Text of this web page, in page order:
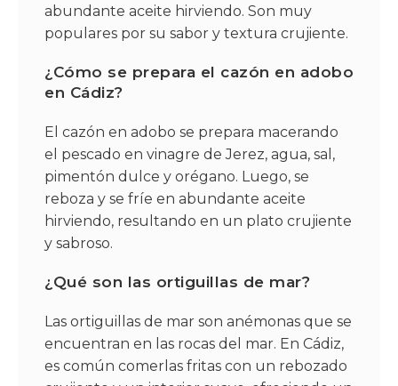
abundante aceite hirviendo. Son muy
populares por su sabor y textura crujiente.
¿Cómo se prepara el cazón en adobo
en Cádiz?
El cazón en adobo se prepara macerando
el pescado en vinagre de Jerez, agua, sal,
pimentón dulce y orégano. Luego, se
reboza y se fríe en abundante aceite
hirviendo, resultando en un plato crujiente
y sabroso.
¿Qué son las ortiguillas de mar?
Las ortiguillas de mar son anémonas que se
encuentran en las rocas del mar. En Cádiz,
es común comerlas fritas con un rebozado